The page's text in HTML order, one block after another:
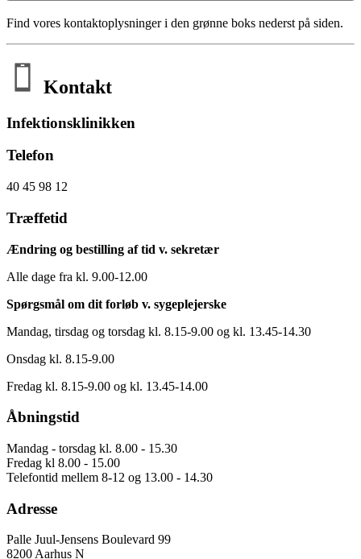
Find vores kontaktoplysninger i den grønne boks nederst på siden.
Kontakt
Infektionsklinikken
Telefon
40 45 98 12
Træffetid
Ændring og bestilling af tid v. sekretær
Alle dage fra kl. 9.00-12.00
Spørgsmål om dit forløb v. sygeplejerske
Mandag, tirsdag og torsdag kl. 8.15-9.00 og kl. 13.45-14.30
Onsdag kl. 8.15-9.00
Fredag kl. 8.15-9.00 og kl. 13.45-14.00
Åbningstid
Mandag - torsdag kl. 8.00 - 15.30
Fredag kl 8.00 - 15.00
Telefontid mellem 8-12 og 13.00 - 14.30
Adresse
Palle Juul-Jensens Boulevard 99
8200 Aarhus N